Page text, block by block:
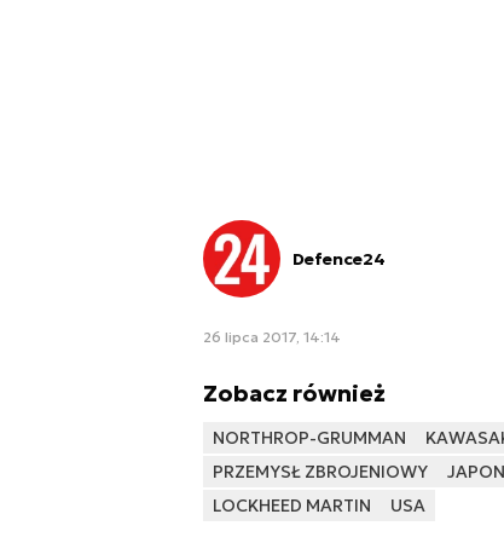
Defence24
26 lipca 2017, 14:14
Zobacz również
NORTHROP-GRUMMAN
PRZEMYSŁ ZBROJENIOWY
LOCKHEED MARTIN
USA